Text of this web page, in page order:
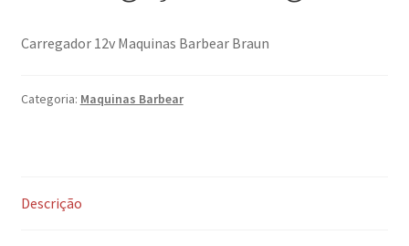
Formulário de Contacto
Carregador 12v Maquinas Barbear Braun
Categoria: Maquinas Barbear
Descrição